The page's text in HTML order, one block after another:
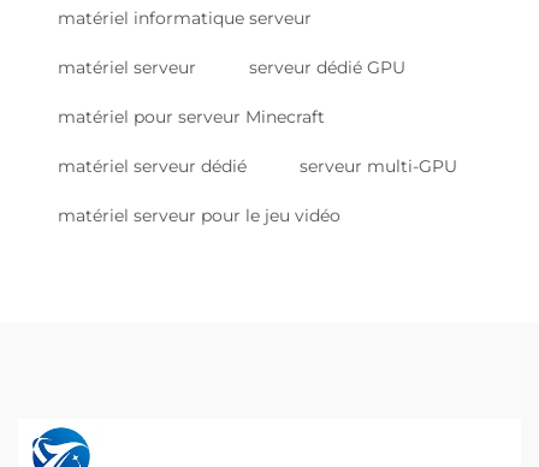
matériel informatique serveur
matériel serveur serveur dédié GPU
matériel pour serveur Minecraft
matériel serveur dédié serveur multi-GPU
matériel serveur pour le jeu vidéo